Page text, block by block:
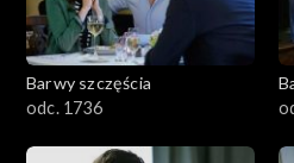
Barwy szczęścia
odc. 1736